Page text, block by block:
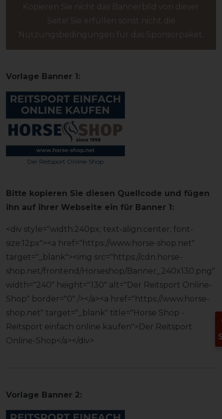
Kopieren Sie nicht das Bannerbild von dieser
Seite! Sie erfüllen sonst nicht die
Nutzungsbedingungen für das Sponsorpaket.
Vorlage Banner 1:
Der Reitsport Online-Shop
Bitte kopieren Sie diesen Quellcode und fügen
ihn auf ihrer Webseite ein für Banner 1:
<div style="width:240px; text-align:center; font-
size:12px"><a href="https://www.horse-shop.net"
target="_blank"><img src="https://cdn.horse-
shop.net/frontend/Horseshop/Banner_240x130.png"
width="240" height="130" alt="Der Reitsport Online-
Shop" border="0" /></a><a href="https://www.horse-
shop.net" target="_blank" title="Horse Shop -
Reitsport einfach online kaufen">Der Reitsport
Online-Shop</a></div>
Vorlage Banner 2: